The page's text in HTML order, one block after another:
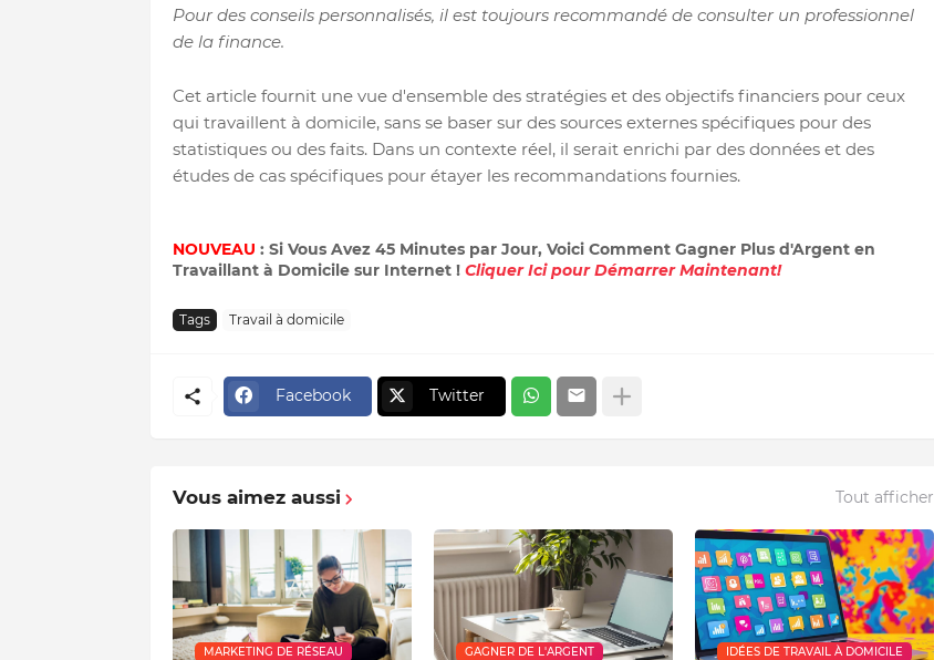
Pour des conseils personnalisés, il est toujours recommandé de consulter un professionnel
de la finance.
Cet article fournit une vue d'ensemble des stratégies et des objectifs financiers pour ceux
qui travaillent à domicile, sans se baser sur des sources externes spécifiques pour des
statistiques ou des faits. Dans un contexte réel, il serait enrichi par des données et des
études de cas spécifiques pour étayer les recommandations fournies.
NOUVEAU : Si Vous Avez 45 Minutes par Jour, Voici Comment Gagner Plus d'Argent en
Travaillant à Domicile sur Internet ! Cliquer Ici pour Démarrer Maintenant!
Tags Travail à domicile
Facebook Twitter
Vous aimez aussi Tout afficher
MARKETING DE RÉSEAU GAGNER DE L'ARGENT IDÉES DE TRAVAIL À DOMICILE